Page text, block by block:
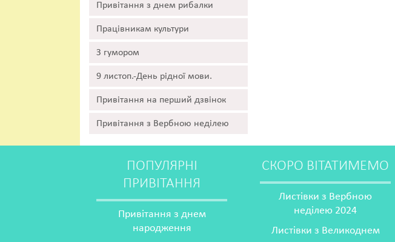
Привітання з днем рибалки
Працівникам культури
З гумором
9 листоп.-День рідної мови.
Привітання на перший дзвінок
Привітання з Вербною неділею
ПОПУЛЯРНІ
ПРИВІТАННЯ
Привітання з днем
народження
СКОРО ВІТАТИМЕМО
Листівки з Вербною
неділею 2024
Листівки з Великоднем